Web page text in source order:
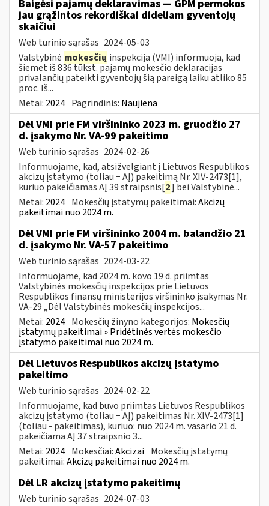
Baigėsi pajamų deklaravimas — GPM permokos
jau grąžintos rekordiškai dideliam gyventojų
skaičiui
Web turinio sąrašas 2024-05-03
Valstybinė mokesčių inspekcija (VMI) informuoja, kad
šiemet iš 836 tūkst. pajamų mokesčio deklaracijas
privalančių pateikti gyventojų šią pareigą laiku atliko 85
proc. Iš...
Metai: 2024 Pagrindinis: Naujiena
Dėl VMI prie FM viršininko 2023 m. gruodžio 27
d. įsakymo Nr. VA-99 pakeitimo
Web turinio sąrašas 2024-02-26
Informuojame, kad, atsižvelgiant į Lietuvos Respublikos
akcizų įstatymo (toliau − AĮ) pakeitimą Nr. XIV-2473[1],
kuriuo pakeičiamas AĮ 39 straipsnis[2] bei Valstybinė...
Metai: 2024 Mokesčių įstatymų pakeitimai:Akcizų
pakeitimai nuo 2024 m.
Dėl VMI prie FM viršininko 2004 m. balandžio 21
d. įsakymo Nr. VA-57 pakeitimo
Web turinio sąrašas 2024-03-22
Informuojame, kad 2024 m. kovo 19 d. priimtas
Valstybinės mokesčių inspekcijos prie Lietuvos
Respublikos finansų ministerijos viršininko įsakymas Nr.
VA-29 „Dėl Valstybinės mokesčių inspekcijos...
Metai: 2024 Mokesčių žinyno kategorijos: Mokesčių
įstatymų pakeitimai » Pridėtinės vertės mokesčio
įstatymo pakeitimai nuo 2024 m.
Dėl Lietuvos Respublikos akcizų įstatymo
pakeitimo
Web turinio sąrašas 2024-02-22
Informuojame, kad buvo priimtas Lietuvos Respublikos
akcizų įstatymo (toliau − AĮ) pakeitimas Nr. XIV-2473[1]
(toliau - pakeitimas), kuriuo: nuo 2024 m. vasario 21 d.
pakeičiama AĮ 37 straipsnio 3...
Metai: 2024 Mokesčiai:Akcizai Mokesčių įstatymų
pakeitimai:Akcizų pakeitimai nuo 2024 m.
Dėl LR akcizų įstatymo pakeitimų
Web turinio sąrašas 2024-07-03